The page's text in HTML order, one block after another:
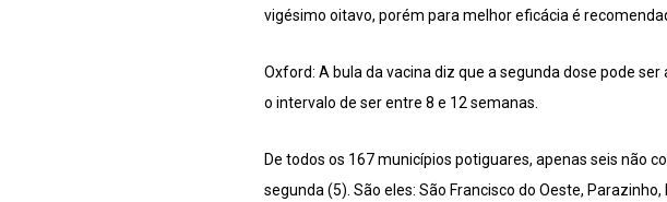
vigésimo oitavo, porém para melhor eficácia é
Oxford: A bula da vacina diz que a segunda dose pode
o intervalo de ser entre 8 e 12 semanas.
De todos os 167 municípios potiguares, apenas seis não
segunda (5). São eles: São Francisco do Oeste,